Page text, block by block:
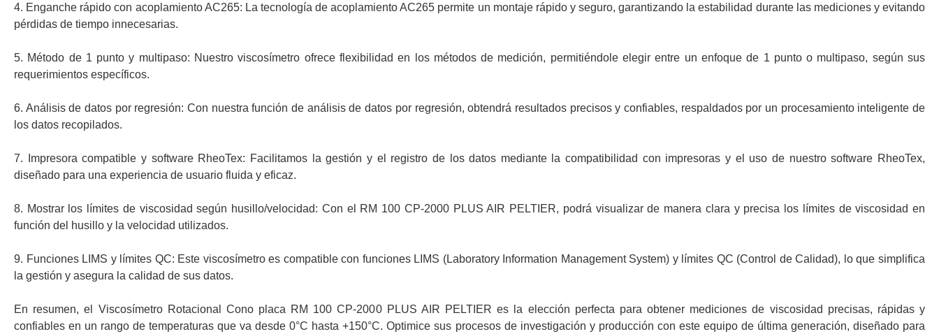
4. Enganche rápido con acoplamiento AC265: La tecnología de acoplamiento AC265 permite un montaje rápido y seguro, garantizando la estabilidad durante las mediciones y evitando
pérdidas de tiempo innecesarias.
5. Método de 1 punto y multipaso: Nuestro viscosímetro ofrece flexibilidad en los métodos de medición, permitiéndole elegir entre un enfoque de 1 punto o multipaso, según sus
requerimientos específicos.
6. Análisis de datos por regresión: Con nuestra función de análisis de datos por regresión, obtendrá resultados precisos y confiables, respaldados por un procesamiento inteligente de
los datos recopilados.
7. Impresora compatible y software RheoTex: Facilitamos la gestión y el registro de los datos mediante la compatibilidad con impresoras y el uso de nuestro software RheoTex,
diseñado para una experiencia de usuario fluida y eficaz.
8. Mostrar los límites de viscosidad según husillo/velocidad: Con el RM 100 CP-2000 PLUS AIR PELTIER, podrá visualizar de manera clara y precisa los límites de viscosidad en
función del husillo y la velocidad utilizados.
9. Funciones LIMS y límites QC: Este viscosímetro es compatible con funciones LIMS (Laboratory Information Management System) y límites QC (Control de Calidad), lo que simplifica
la gestión y asegura la calidad de sus datos.
En resumen, el Viscosímetro Rotacional Cono placa RM 100 CP-2000 PLUS AIR PELTIER es la elección perfecta para obtener mediciones de viscosidad precisas, rápidas y
confiables en un rango de temperaturas que va desde 0°C hasta +150°C. Optimice sus procesos de investigación y producción con este equipo de última generación, diseñado para